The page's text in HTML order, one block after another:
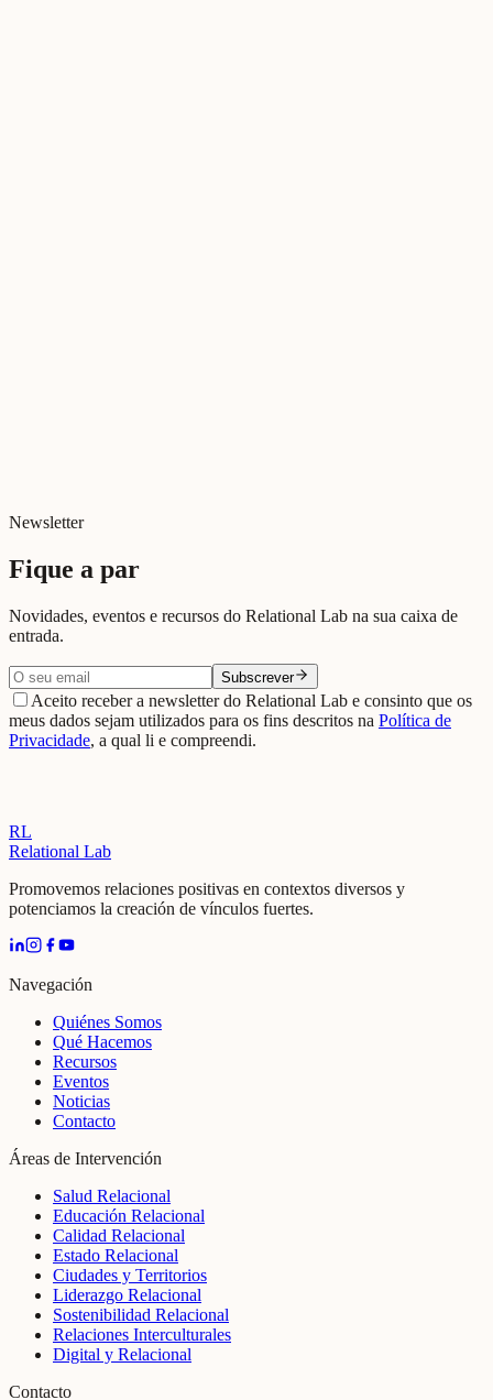
Newsletter
Fique a par
Novidades, eventos e recursos do Relational Lab na sua caixa de
entrada.
Subscrever
Aceito receber a newsletter do Relational Lab e consinto que os
meus dados sejam utilizados para os fins descritos na Política de
Privacidade, a qual li e compreendi.
RL
Relational Lab
Promovemos relaciones positivas en contextos diversos y
potenciamos la creación de vínculos fuertes.
Navegación
Quiénes Somos
Qué Hacemos
Recursos
Eventos
Noticias
Contacto
Áreas de Intervención
Salud Relacional
Educación Relacional
Calidad Relacional
Estado Relacional
Ciudades y Territorios
Liderazgo Relacional
Sostenibilidad Relacional
Relaciones Interculturales
Digital y Relacional
Contacto